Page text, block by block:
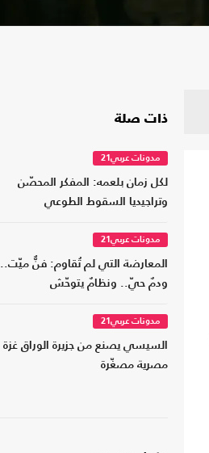
ذات صلة
مدونات عربي21
لكل زمان بلعمه: المفكر المحصّن
وتراجيديا السقوط الطوعي
مدونات عربي21
المعارضة التي لم تُقاوم: فنٌّ ميّت..
ودمٌ حيّ.. ونظامٌ يتوحّش
مدونات عربي21
السيسي يصنع من جزيرة الوراق غزة
مصرية مصغّرة